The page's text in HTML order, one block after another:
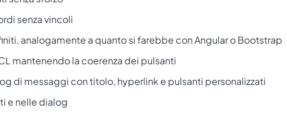
senza vincoli
analogamente a quanto si farebbe con Angular o Bootstrap
mantenendo la coerenza dei pulsanti
di messaggi con titolo, hyperlink e pulsanti personalizzati
e nelle dialog